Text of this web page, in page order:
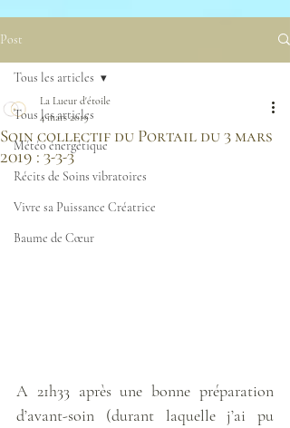
Post
Tous les articles
Météo énergétique
Récits de Soins vibratoires
Vivre sa Puissance Créatrice
Baume de Cœur
Tous les articles
Soin collectif du Portail du 3 mars
2019 : 3-3-3
La Lueur d'étoile
4 mars 2019
A 21h33 après une bonne préparation
d’avant-soin (durant laquelle j’ai pu